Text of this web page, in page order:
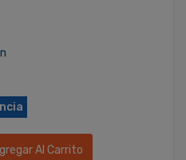
Al Carrito